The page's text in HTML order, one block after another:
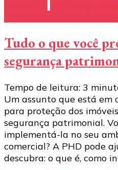
Tudo o que você
segurança
Tempo de leitura: 3
Um assunto que está
para proteção dos
segurança patrimonial.
implementá-la no seu
comercial? A PHD pode
descubra: o que é, como